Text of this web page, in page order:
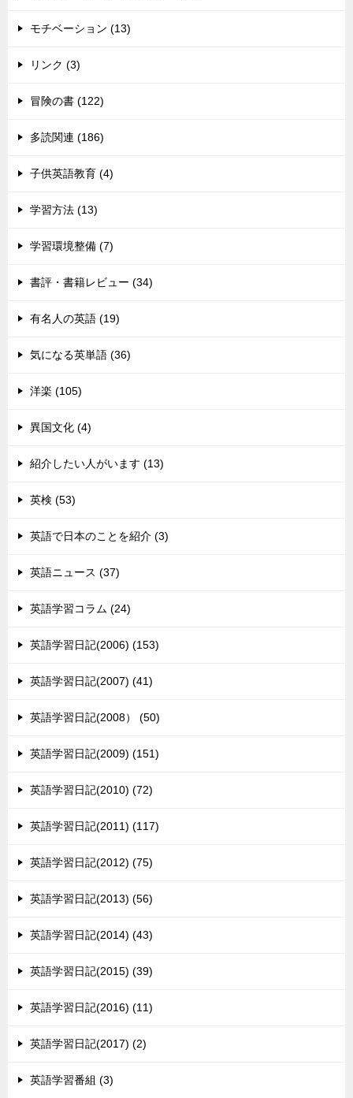
モチベーション (13)
リンク (3)
冒険の書 (122)
多読関連 (186)
子供英語教育 (4)
学習方法 (13)
学習環境整備 (7)
書評・書籍レビュー (34)
有名人の英語 (19)
気になる英単語 (36)
洋楽 (105)
異国文化 (4)
紹介したい人がいます (13)
英検 (53)
英語で日本のことを紹介 (3)
英語ニュース (37)
英語学習コラム (24)
英語学習日記(2006) (153)
英語学習日記(2007) (41)
英語学習日記(2008） (50)
英語学習日記(2009) (151)
英語学習日記(2010) (72)
英語学習日記(2011) (117)
英語学習日記(2012) (75)
英語学習日記(2013) (56)
英語学習日記(2014) (43)
英語学習日記(2015) (39)
英語学習日記(2016) (11)
英語学習日記(2017) (2)
英語学習番組 (3)